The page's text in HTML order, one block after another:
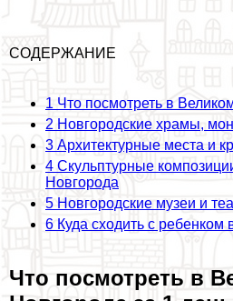
СОДЕРЖАНИЕ
1 Что посмотреть в
2 Новгородские храмы,
3 Архитектурные места и
4 Скульптурные
Новгорода
5 Новгородские музеи и
6 Куда сходить с
Что посмотреть в